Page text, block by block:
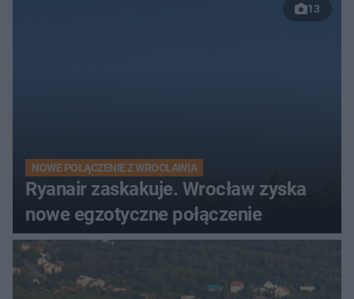
13
NOWE POŁĄCZENIE Z WROCŁAWIA
Ryanair zaskakuje. Wrocław zyska
nowe egzotyczne połączenie